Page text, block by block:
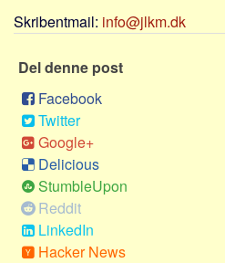
Norge
Italien
Grækenland
USA
Alle
Nøgleord
Bolig
Job
Skribentmail: info@jlkm.dk
Del denne post
Facebook
Twitter
Google+
Delicious
StumbleUpon
Reddit
LinkedIn
Hacker News